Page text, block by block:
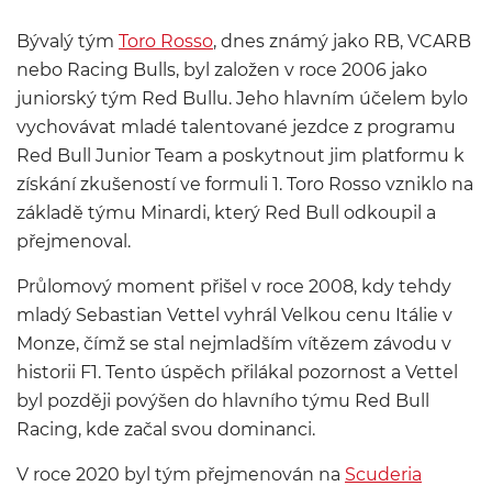
Bývalý tým Toro Rosso, dnes známý jako RB, VCARB
nebo Racing Bulls, byl založen v roce 2006 jako
juniorský tým Red Bullu. Jeho hlavním účelem bylo
vychovávat mladé talentované jezdce z programu
Red Bull Junior Team a poskytnout jim platformu k
získání zkušeností ve formuli 1. Toro Rosso vzniklo na
základě týmu Minardi, který Red Bull odkoupil a
přejmenoval.
Průlomový moment přišel v roce 2008, kdy tehdy
mladý Sebastian Vettel vyhrál Velkou cenu Itálie v
Monze, čímž se stal nejmladším vítězem závodu v
historii F1. Tento úspěch přilákal pozornost a Vettel
byl později povýšen do hlavního týmu Red Bull
Racing, kde začal svou dominanci.
V roce 2020 byl tým přejmenován na Scuderia